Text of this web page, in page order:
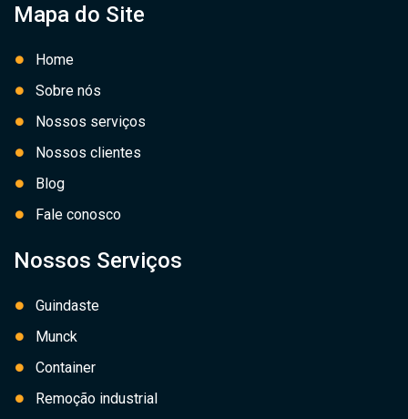
Mapa do Site
Home
Sobre nós
Nossos serviços
Nossos clientes
Blog
Fale conosco
Nossos Serviços
Guindaste
Munck
Container
Remoção industrial